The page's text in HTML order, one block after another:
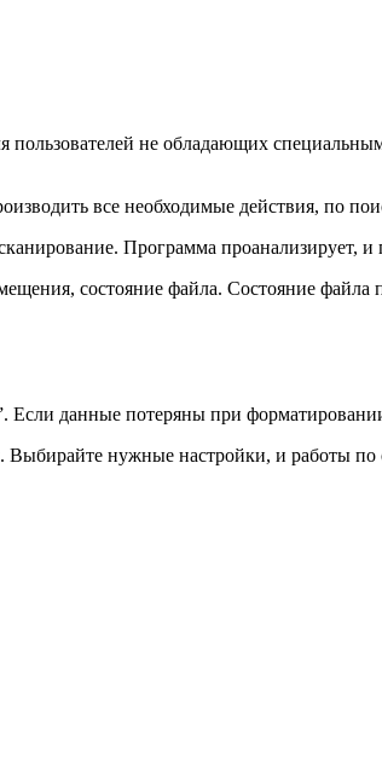
пользователей не обладающих
все необходимые действия, по
Программа проанализирует,
состояние файла. Состояние файла
Если данные потеряны при
нужные настройки, и работы